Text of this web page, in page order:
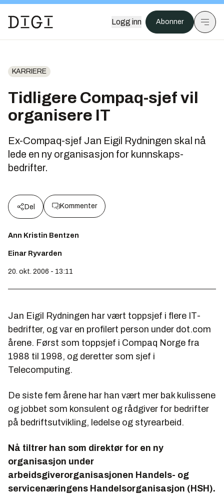
Logg inn Abonner
KARRIERE
Tidligere Compaq-sjef vil
organisere IT
Ex-Compaq-sjef Jan Eigil Rydningen skal nå
lede en ny organisasjon for kunnskaps-
bedrifter.
Del Kommenter
Ann Kristin Bentzen
Einar Ryvarden
20. okt. 2006 - 13:11
Jan Eigil Rydningen har vært toppsjef i flere IT-
bedrifter, og var en profilert person under dot.com
årene. Først som toppsjef i Compaq Norge fra
1988 til 1998, og deretter som sjef i
Telecomputing.
De siste fem årene har han vært mer bak kulissene
og jobbet som konsulent og rådgiver for bedrifter
på bedriftsutvikling, ledelse og styrearbeid.
Nå tiltrer han som direktør for en ny
organisasjon under
arbeidsgiverorganisasjonen Handels- og
servicenæringens Handelsorganisasjon (HSH).